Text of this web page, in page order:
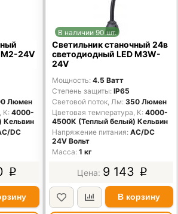
M2-24V
Люмен
К 4000-
Кельвин
DС
p
В наличии 90 шт.
Светильник станочный 24в
светодиодный LED M3W-
24V
Мощность 4.5 Ватт
Степень защиты IP65
Световой поток, Лм 350 Люмен
Цветовая температура, К 4000-
4500К (Теплый белый) Кельвин
Напряжение питания AC/DС
24V Вольт
Масса 1 кг
9 143 p
В корзину